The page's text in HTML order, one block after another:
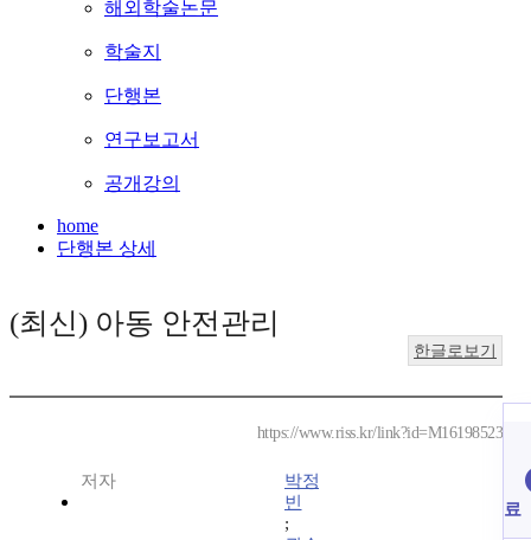
해외학술논문
학술지
단행본
연구보고서
공개강의
home
단행본 상세
(최신) 아동 안전관리
한글로보기
https://www.riss.kr/link?id=M16198523
저자
박정
빈
;
료